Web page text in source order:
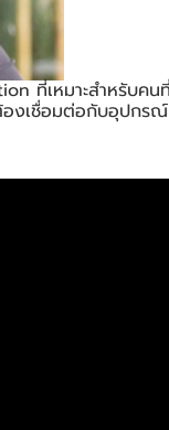
หมาะสำหรับคนที่
งเชื่อมต่อกับอุปก